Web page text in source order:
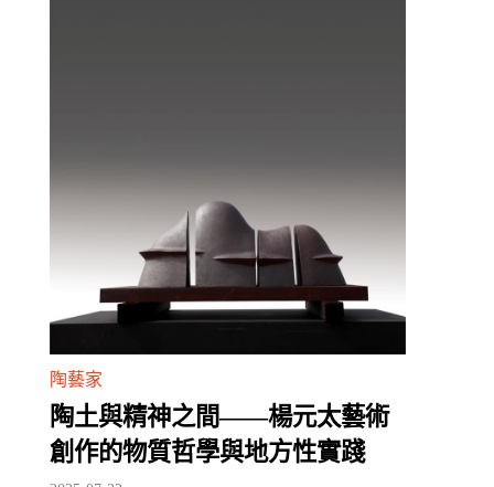
陶藝家
陶土與精神之間——楊元太藝術
創作的物質哲學與地方性實踐